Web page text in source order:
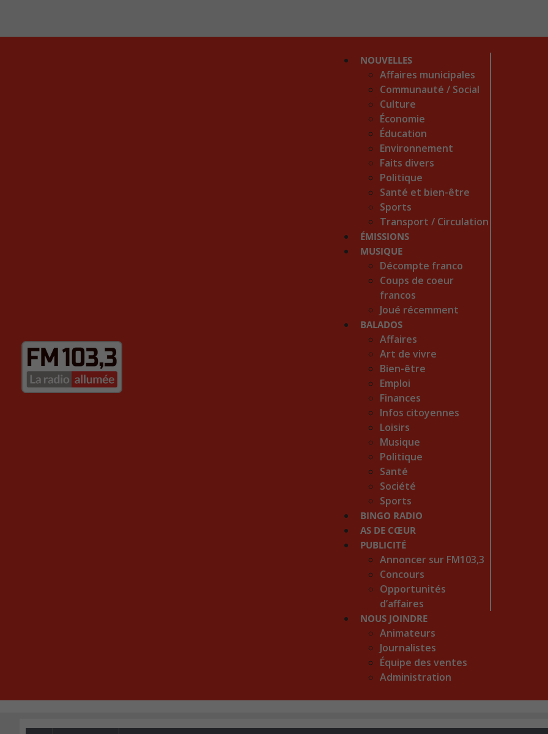
NOUVELLES
Affaires municipales
Communauté / Social
Culture
Économie
Éducation
Environnement
Faits divers
Politique
Santé et bien-être
Sports
Transport / Circulation
ÉMISSIONS
MUSIQUE
Décompte franco
Coups de coeur
francos
Joué récemment
BALADOS
Affaires
Art de vivre
Bien-être
Emploi
Finances
Infos citoyennes
Loisirs
Musique
Politique
Santé
Société
Sports
BINGO RADIO
AS DE CŒUR
PUBLICITÉ
Annoncer sur FM103,3
Concours
Opportunités
d’affaires
NOUS JOINDRE
Animateurs
Journalistes
Équipe des ventes
Administration